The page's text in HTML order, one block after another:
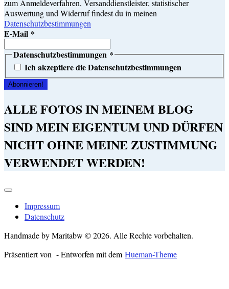
zum Anmeldeverfahren, Versanddienstleister, statistischer
Auswertung und Widerruf findest du in meinen
Datenschutzbestimmungen
E-Mail *
Datenschutzbestimmungen *
Ich akzeptiere die Datenschutzbestimmungen
ALLE FOTOS IN MEINEM BLOG
SIND MEIN EIGENTUM UND DÜRFEN
NICHT OHNE MEINE ZUSTIMMUNG
VERWENDET WERDEN!
Impressum
Datenschutz
Handmade by Maritabw © 2026. Alle Rechte vorbehalten.
Präsentiert von - Entworfen mit dem Hueman-Theme